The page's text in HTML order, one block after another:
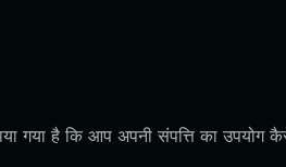
गया है कि आप अपनी संपत्ति का